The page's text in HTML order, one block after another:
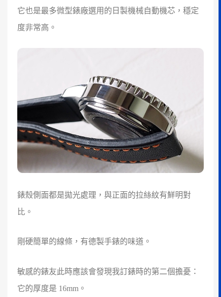
它也是最多微型錶廠選用的日製機械自動機芯，穩定
度非常高。
錶殼側面都是拋光處理，與正面的拉絲紋有鮮明對
比。
剛硬簡單的線條，有德製手錶的味道。
敏感的錶友此時應該會發現我訂錶時的第二個擔憂：
它的厚度是 16mm。